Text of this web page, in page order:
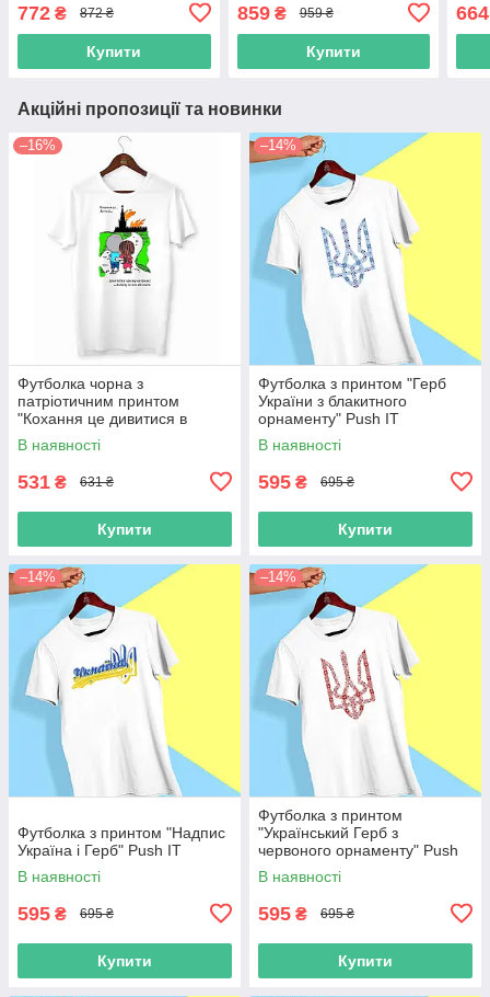
772 ₴ 872 ₴
Купити
будь-кого" Push IT
859₴ 959 ₴
Купити
664
Акційні пропозиції та новинки
–16%
Футболка чорна з
патріотичним принтом
"Кохання це дивитися в
одному напрямку" Push IT
В наявності
531 ₴ 631 ₴
Купити
–14%
Футболка з принтом "Герб
України з блакитного
орнаменту" Push IT
В наявності
595 ₴ 695 ₴
Купити
–14%
Футболка з принтом "Надпис
Україна і Герб" Push IT
В наявності
595 ₴ 695 ₴
Купити
–14%
Футболка з принтом
"Український Герб з
червоного орнаменту" Push
IT
В наявності
595 ₴ 695 ₴
Купити